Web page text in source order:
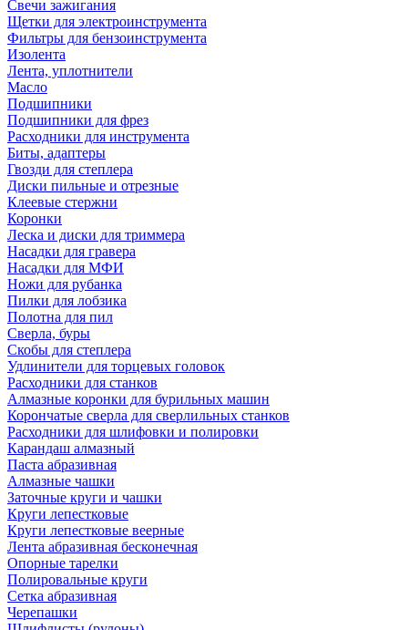
Свечи зажигания
Щетки для электроинструмента
Фильтры для бензоинструмента
Изолента
Лента, уплотнители
Масло
Подшипники
Подшипники для фрез
Расходники для инструмента
Биты, адаптеры
Гвозди для степлера
Диски пильные и отрезные
Клеевые стержни
Коронки
Леска и диски для триммера
Насадки для гравера
Насадки для МФИ
Ножи для рубанка
Пилки для лобзика
Полотна для пил
Сверла, буры
Скобы для степлера
Удлинители для торцевых головок
Расходники для станков
Алмазные коронки для бурильных машин
Корончатые сверла для сверлильных станков
Расходники для шлифовки и полировки
Карандаш алмазный
Паста абразивная
Алмазные чашки
Заточные круги и чашки
Круги лепестковые
Круги лепестковые веерные
Лента абразивная бесконечная
Опорные тарелки
Полировальные круги
Сетка абразивная
Черепашки